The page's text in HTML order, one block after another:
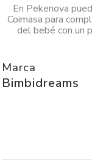
En Pekenova
Coimasa para
del bebé con un
Marca
Bimbidreams